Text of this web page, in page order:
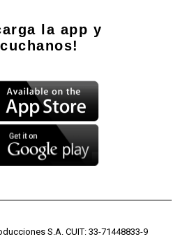
la app y
S.A. CUIT: 33-71448833-9